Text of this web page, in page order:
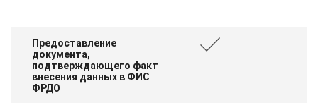
Предоставление
документа,
подтверждающего факт
внесения данных в ФИС
ФРДО
Мессенджеры
Свяжитесь с нами через любой удобный мессенджер!